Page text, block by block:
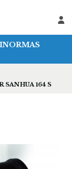
SANHUA 164 S